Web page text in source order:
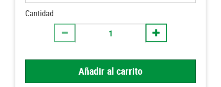
Cantidad
Añadir al carrito